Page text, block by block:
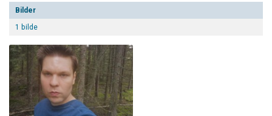
Bilder
1 bilde